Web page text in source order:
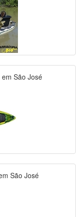
São José
São José